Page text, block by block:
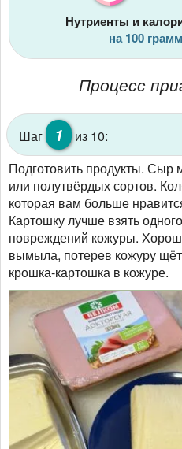
Нутриенты и
на 100
Процесс
Шаг 1
из 10:
Подготовить продукты. Сыр
или полутвёрдых сортов.
которая вам больше
Картошку лучше взять
повреждений кожуры.
вымыла, потерев кожуру
крошка-картошка в кожуре.